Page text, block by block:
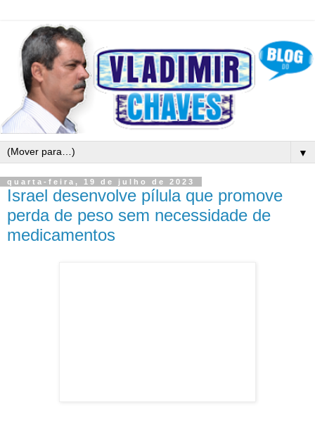
▼
quarta-feira, 19 de julho de 2023
Israel desenvolve pílula que promove
perda de peso sem necessidade de
medicamentos